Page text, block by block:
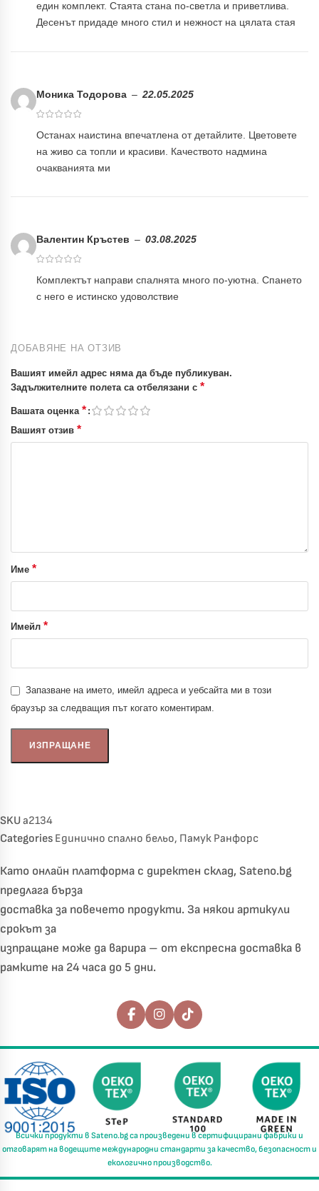
един комплект. Стаята стана по-светла и приветлива.
Десенът придаде много стил и нежност на цялата стая
Моника Тодорова – 22.05.2025
Останах наистина впечатлена от детайлите. Цветовете
на живо са топли и красиви. Качеството надмина
очакванията ми
Валентин Кръстев – 03.08.2025
Комплектът направи спалнята много по-уютна. Спането
с него е истинско удоволствие
ДОБАВЯНЕ НА ОТЗИВ
Вашият имейл адрес няма да бъде публикуван.
Задължителните полета са отбелязани с *
Вашата оценка *
Вашият отзив *
Име *
Имейл *
Запазване на името, имейл адреса и уебсайта ми в този
браузър за следващия път когато коментирам.
SKUa2134
Categories Единично спално бельо, Памук Ранфорс
Като онлайн платформа с директен склад, Sateno.bg
предлага бърза
доставка за повечето продукти. За някои артикули
срокът за
изпращане може да варира – от експресна доставка в
рамките на 24 часа до 5 дни.
Последвайте ни
Всички продукти в Sateno.bgса произведени всертифицирани фабрики и
отговарят на водещите международни стандарти закачество, безопасност и
екологично производство.